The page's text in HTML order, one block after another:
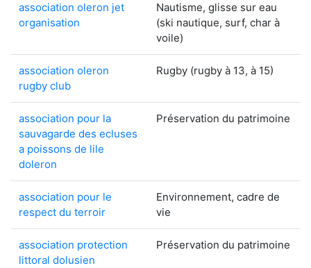
association oleron jet
organisation
Nautisme, glisse sur eau
(ski nautique, surf, char à
voile)
association oleron
rugby club
Rugby (rugby à 13, à 15)
association pour la
sauvagarde des ecluses
a poissons de lile
doleron
Préservation du patrimoine
association pour le
respect du terroir
Environnement, cadre de
vie
association protection
littoral dolusien
Préservation du patrimoine